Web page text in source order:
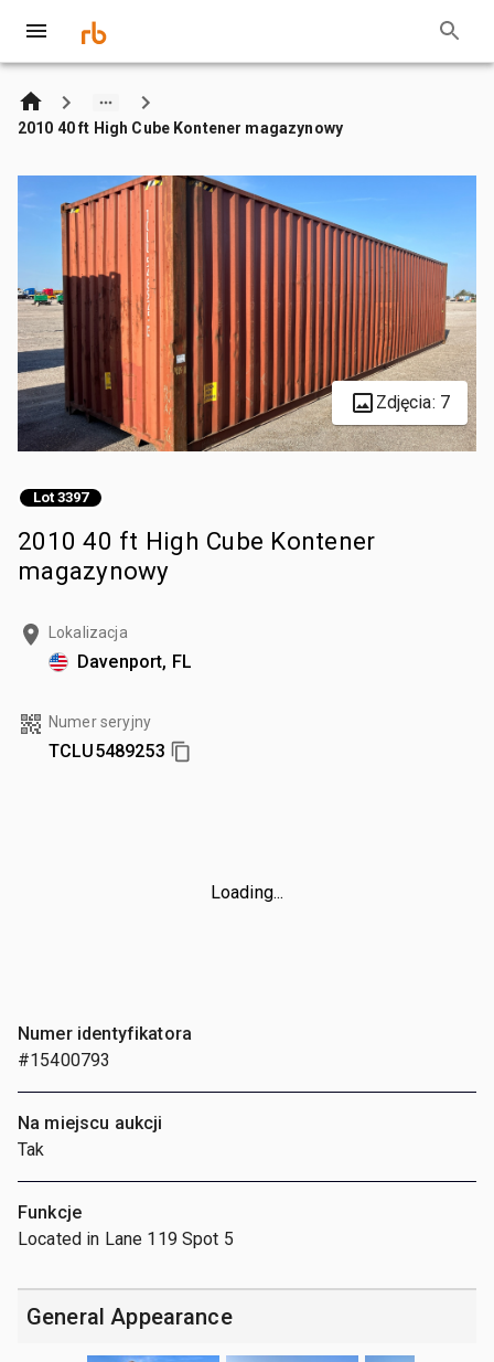
2010 40 ft High Cube Kontener magazynowy
Zdjęcia: 7
Lot 3397
2010 40 ft High Cube Kontener
magazynowy
Lokalizacja
Davenport, FL
Numer seryjny
TCLU5489253
Loading...
Numer identyfikatora
#15400793
Na miejscu aukcji
Tak
Funkcje
Located in Lane 119 Spot 5
General Appearance